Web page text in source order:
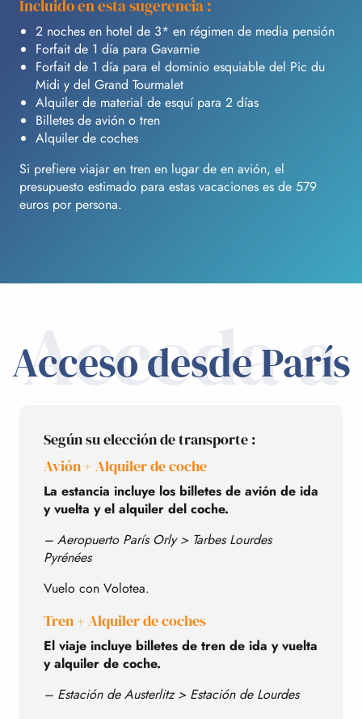
Incluido en esta sugerencia :
2 noches en hotel de 3* en régimen de media pensión
Forfait de 1 día para Gavarnie
Forfait de 1 día para el dominio esquiable del Pic du
Midi y del Grand Tourmalet
Alquiler de material de esquí para 2 días
Billetes de avión o tren
Alquiler de coches
Si prefiere viajar en tren en lugar de en avión, el
presupuesto estimado para estas vacaciones es de 579
euros por persona.
Acceda a
Acceso desde París
Según su elección de transporte :
Avión + Alquiler de coche
La estancia incluye los billetes de avión de ida
y vuelta y el alquiler del coche.
– Aeropuerto París Orly > Tarbes Lourdes
Pyrénées
Vuelo con Volotea.
Tren + Alquiler de coches
El viaje incluye billetes de tren de ida y vuelta
y alquiler de coche.
– Estación de Austerlitz > Estación de Lourdes